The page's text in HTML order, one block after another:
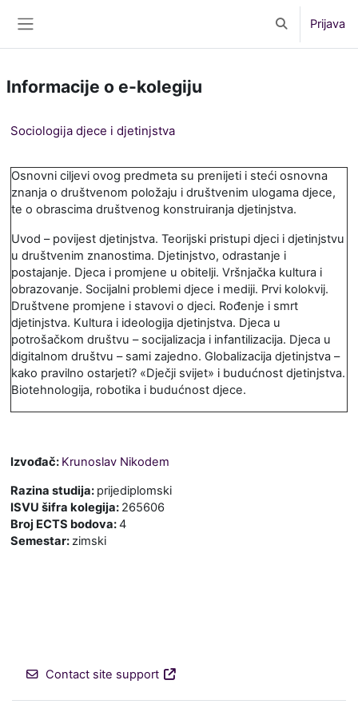
Toggle search
Prijava
Informacije o e-kolegiju
Sociologija djece i djetinjstva
Osnovni ciljevi ovog predmeta su prenijeti i steći osnovna
znanja o društvenom položaju i društvenim ulogama djece,
te o obrascima društvenog konstruiranja djetinjstva.
Uvod – povijest djetinjstva. Teorijski pristupi djeci i djetinjstvu
u društvenim znanostima. Djetinjstvo, odrastanje i
postajanje. Djeca i promjene u obitelji. Vršnjačka kultura i
obrazovanje. Socijalni problemi djece i mediji. Prvi kolokvij.
Društvene promjene i stavovi o djeci. Rođenje i smrt
djetinjstva. Kultura i ideologija djetinjstva. Djeca u
potrošačkom društvu – socijalizacja i infantilizacija. Djeca u
digitalnom društvu – sami zajedno. Globalizacija djetinjstva –
kako pravilno ostarjeti? «Dječji svijet» i budućnost djetinjstva.
Biotehnologija, robotika i budućnost djece.
Izvođač: Krunoslav Nikodem
Razina studija: prijediplomski
ISVU šifra kolegija: 265606
Broj ECTS bodova:4
Semestar:zimski
Contact site support